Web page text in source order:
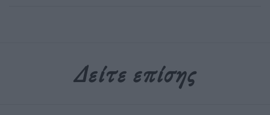
Δείτε επίσης